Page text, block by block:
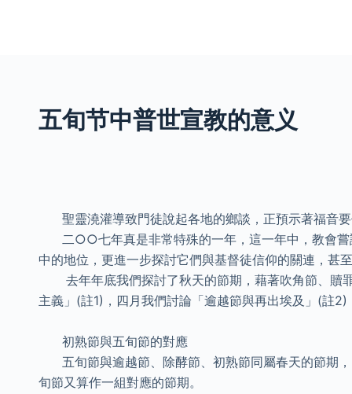
五旬节中普世宣教的意义
聖靈澆灌導致門徒說起各地的鄉談，正預示著福音
二○○七年真是非常特殊的一年，這一年中，教會嘗
中的地位，更進一步探討它們與基督徒信仰的關連，甚
去年年底我們探討了秋天的節期，藉著吹角節、贖
主義」(註1)，四月我們討論「逾越節與再出埃及」(註
初熟節與五旬節的對應
五旬節與逾越節、除酵節、初熟節同屬春天的節期
旬節又算作一組對應的節期。